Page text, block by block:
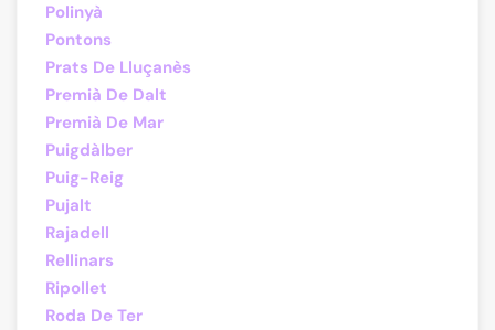
Polinyà
Pontons
Prats De Lluçanès
Premià De Dalt
Premià De Mar
Puigdàlber
Puig-Reig
Pujalt
Rajadell
Rellinars
Ripollet
Roda De Ter